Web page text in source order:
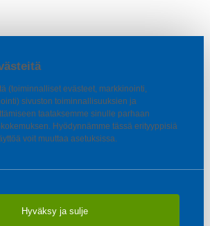
(toiminnalliset evästeet, markkinointi,
sivuston toiminnallisuuksien ja
taataksemme sinulle parhaan
Hyödynnämme tässä erityyppisiä
voit muuttaa asetuksissa.
Hyväksy ja sulje